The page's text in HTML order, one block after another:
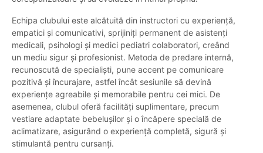
Echipa clubului este alcătuită din instructori cu experiență,
empatici și comunicativi, sprijiniți permanent de asistenți
medicali, psihologi și medici pediatri colaboratori, creând
un mediu sigur și profesionist. Metoda de predare internă,
recunoscută de specialiști, pune accent pe comunicare
pozitivă și încurajare, astfel încât sesiunile să devină
experiențe agreabile și memorabile pentru cei mici. De
asemenea, clubul oferă facilități suplimentare, precum
vestiare adaptate bebelușilor și o încăpere specială de
aclimatizare, asigurând o experiență completă, sigură și
stimulantă pentru cursanți.